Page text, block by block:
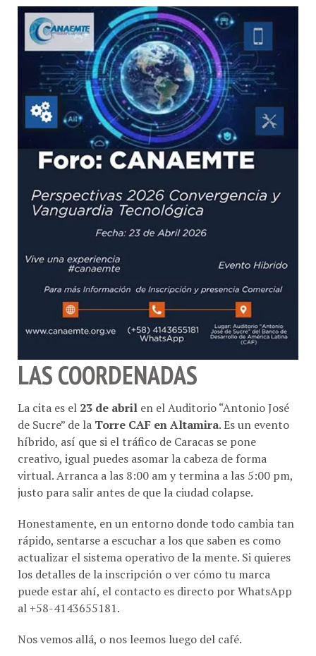
LAS COORDENADAS
de Sucre” de la Torre CAF en Altamira. Es un evento
híbrido, así que si el tráfico de Caracas se pone
creativo, igual puedes asomar la cabeza de forma
virtual. Arranca a las 8:00 am y termina a las 5:00 pm,
justo para salir antes de que la ciudad colapse.
rápido, sentarse a escuchar a los que saben es como
actualizar el sistema operativo de la mente. Si quieres
los detalles de la inscripción o ver cómo tu marca
puede estar ahí, el contacto es directo por WhatsApp
al +58-4143655181.